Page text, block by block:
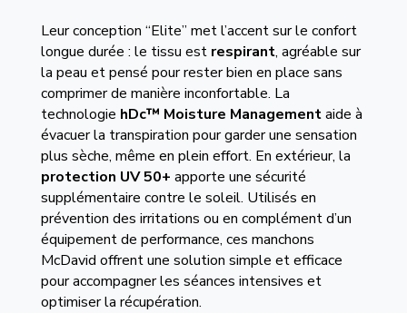
Leur conception “Elite” met l’accent sur le confort
longue durée : le tissu est respirant, agréable sur
la peau et pensé pour rester bien en place sans
comprimer de manière inconfortable. La
technologie hDc™ Moisture Managementaide à
évacuer la transpiration pour garder une sensation
plus sèche, même en plein effort. En extérieur, la
protection UV 50+ apporte une sécurité
supplémentaire contre le soleil. Utilisés en
prévention des irritations ou en complément d’un
équipement de performance, ces manchons
McDavid offrent une solution simple et efficace
pour accompagner les séances intensives et
optimiser la récupération.